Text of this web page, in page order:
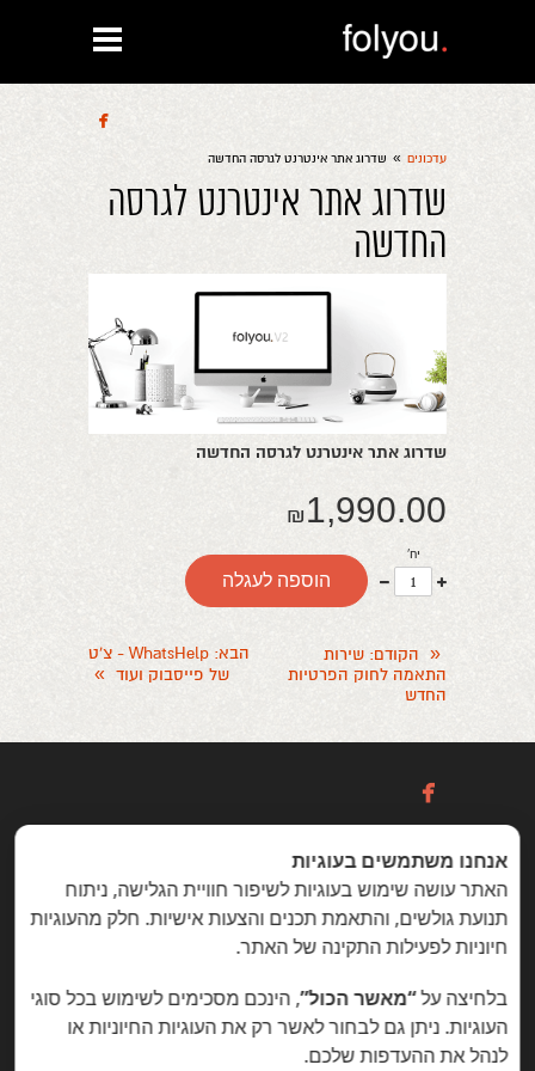

עדכונים » שדרוג אתר אינטרנט לגרסה החדשה
שדרוג אתר אינטרנט לגרסה
החדשה
שדרוג אתר אינטרנט לגרסה החדשה
₪1,990.00
יח'
אחד
פחות
אחד
הוספה לעגלה
« הקודם: שירות
התאמה לחוק הפרטיות
החדש
הבא
: WhatsHelp - צ'ט
של פייסבוק ועוד »

כניסה / הרשמה
הזדמנויות מיוחדות ללקוחות folyou
בניית אתרים © פוליו folyou - מערכת לבניית אתרים
צרו איתנו קשר הצהרת נגישות משרות
אנחנו משתמשים בעוגיות
האתר עושה שימוש בעוגיות לשיפור חוויית הגלישה, ניתוח
תנועת גולשים, והתאמת תכנים והצעות אישיות. חלק מהעוגיות
חיוניות לפעילות התקינה של האתר.
בלחיצה על“מאשר הכול”, הינכם מסכימים לשימוש בכל סוגי
העוגיות. ניתן גם לבחור לאשר רק את העוגיות החיוניות או
לנהל את ההעדפות שלכם.